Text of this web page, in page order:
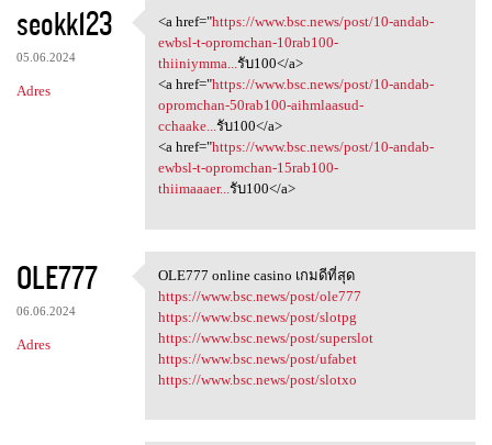
seokk123
05.06.2024
Adres
<a href="https://www.bsc.news
<a href="https://www.bsc.news/post/10-andab-
ewbsl-t-opromchan-10rab100-
thiiniymma... รับ100</a>
<a href="https://www.bsc.news/post/10-andab-
opromchan-50rab100-aihmlaasud-
cchaake... รับ100</a>
<a href="https://www.bsc.news/post/10-andab-
ewbsl-t-opromchan-15rab100-
thiimaaaer... รับ100</a>
OLE777
06.06.2024
Adres
OLE777 online casino
OLE777 online casino เกมดีที่สุด
https://www.bsc.news/post/ole777
https://www.bsc.news/post/slotpg
https://www.bsc.news/post/superslot
https://www.bsc.news/post/ufabet
https://www.bsc.news/post/slotxo